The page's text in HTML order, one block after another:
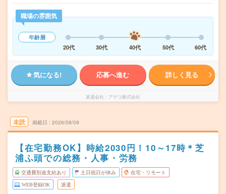
職場の雰囲気
年齢層
20代
30代 40代 50代 60代
気になる! 応募へ進む 詳しく見る
派遣会社 アデコ株式会社
未読 掲載日 2026/08/09
【在宅勤務OK】時給2030円！10～17時＊芝
浦ふ頭での総務・人事・労務
交通費別途支給あり 土日祝日が休み 在宅・リモート
WEB登録OK 派遣